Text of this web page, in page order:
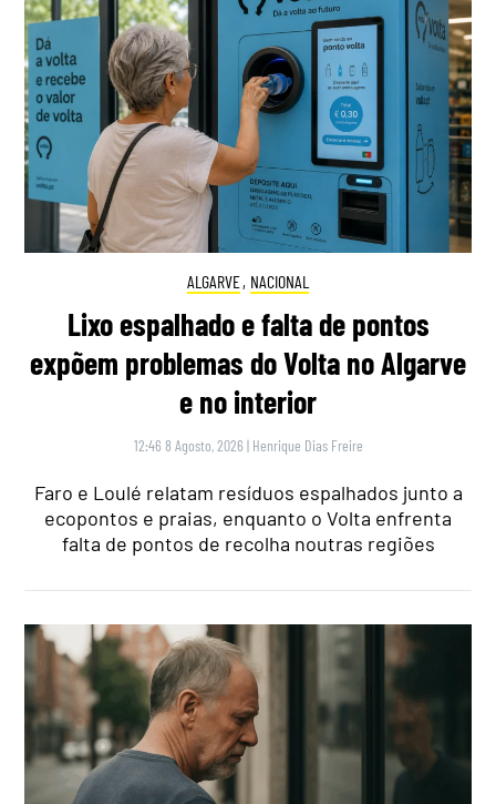
ALGARVE, NACIONAL
Lixo espalhado e falta de pontos
expõem problemas do Volta no Algarve
e no interior
12:46 8 Agosto, 2026 | Henrique Dias Freire
Faro e Loulé relatam resíduos espalhados junto a
ecopontos e praias, enquanto o Volta enfrenta
falta de pontos de recolha noutras regiões